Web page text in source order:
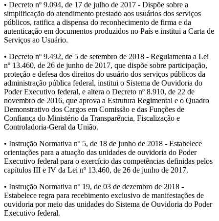
• Decreto nº 9.094, de 17 de julho de 2017 - Dispõe sobre a
simplificação do atendimento prestado aos usuários dos serviços
públicos, ratifica a dispensa do reconhecimento de firma e da
autenticação em documentos produzidos no País e institui a Carta de
Serviços ao Usuário.
• Decreto nº 9.492, de 5 de setembro de 2018 - Regulamenta a Lei
nº 13.460, de 26 de junho de 2017, que dispõe sobre participação,
proteção e defesa dos direitos do usuário dos serviços públicos da
administração pública federal, institui o Sistema de Ouvidoria do
Poder Executivo federal, e altera o Decreto nº 8.910, de 22 de
novembro de 2016, que aprova a Estrutura Regimental e o Quadro
Demonstrativo dos Cargos em Comissão e das Funções de
Confiança do Ministério da Transparência, Fiscalização e
Controladoria-Geral da União.
• Instrução Normativa nº 5, de 18 de junho de 2018 - Estabelece
orientações para a atuação das unidades de ouvidoria do Poder
Executivo federal para o exercício das competências definidas pelos
capítulos III e IV da Lei nº 13.460, de 26 de junho de 2017.
• Instrução Normativa nº 19, de 03 de dezembro de 2018 -
Estabelece regra para recebimento exclusivo de manifestações de
ouvidoria por meio das unidades do Sistema de Ouvidoria do Poder
Executivo federal.